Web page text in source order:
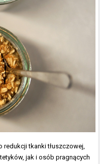
tkanki tłuszczowej,
jak i osób pragnących